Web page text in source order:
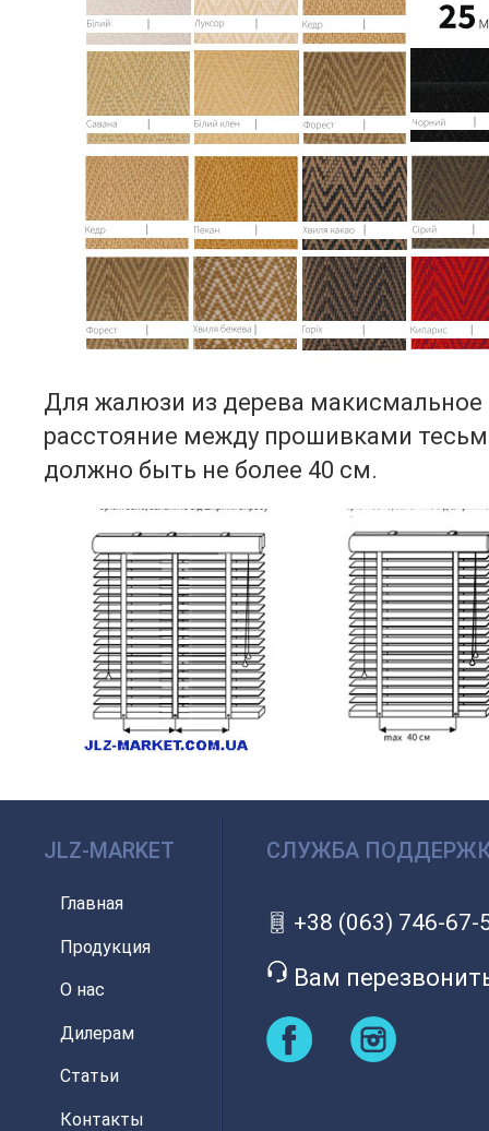
Для жалюзи из дерева макисмальное
расстояние между прошивками
должно быть не более 40 см.
JLZ-MARKET
Главная
Продукция
О нас
Дилерам
Статьи
Контакты
СЛУЖБА
+38 (063) 746-67-
Вам